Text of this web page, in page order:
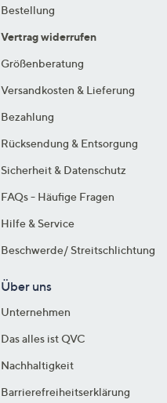
Bestellung
Vertrag widerrufen
Größenberatung
Versandkosten & Lieferung
Bezahlung
Rücksendung & Entsorgung
Sicherheit & Datenschutz
FAQs - Häufige Fragen
Hilfe & Service
Beschwerde/ Streitschlichtung
Über uns
Unternehmen
Das alles ist QVC
Nachhaltigkeit
Barrierefreiheitserklärung